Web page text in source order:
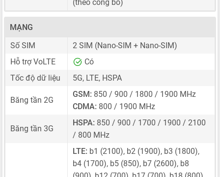
(theo công bố)
MẠNG
Số SIM
2 SIM (Nano-SIM + Nano-SIM)
Hỗ trợ VoLTE
Có
Tốc độ dữ liệu
5G, LTE, HSPA
Băng tần 2G
GSM: 850 / 900 / 1800 / 1900 MHz
CDMA: 800 / 1900 MHz
Băng tần 3G
HSPA: 850 / 900 / 1700 / 1900 / 2100
/ 800 MHz
LTE: b1 (2100), b2 (1900), b3 (1800),
b4 (1700), b5 (850), b7 (2600), b8